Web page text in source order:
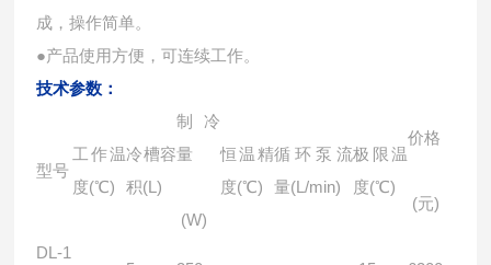
成，操作简单。
●产品使用方便，可连续工作。
技术参数：
型号
工作温
度(℃)
冷槽容
积(L)
制冷
量
(W)
恒温精
度(℃)
循环泵流
量(L/min)
极限温
度(℃)
价格
(元)
DL-1